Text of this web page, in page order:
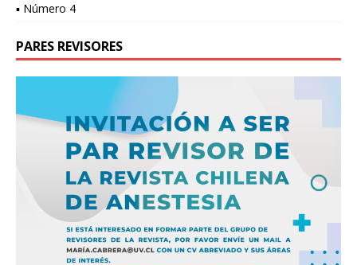
▪ Número 4
PARES REVISORES